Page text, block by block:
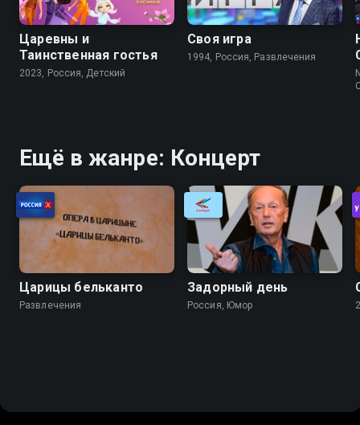
Царевны и
Таинственная гостья
2023, Россия, Детский
Своя игра
1994, Россия, Развлечения
Ещё в жанре: Концерт
Царицы бельканто
Развлечения
Задорный день
Россия, Юмор